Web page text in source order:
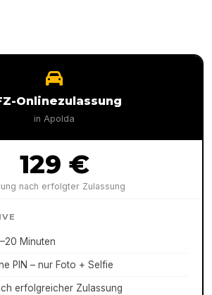
Onlinezulassung
in Apolda
129 €
nach erfolgter Zulassung
Minuten
PIN – nur Foto + Selfie
erfolgreicher Zulassung